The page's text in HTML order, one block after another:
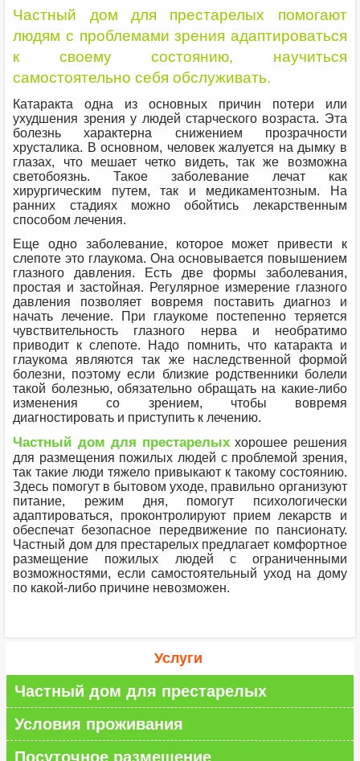
Частный дом для престарелых помогают
людям с проблемами зрения адаптироваться
к своему состоянию, научиться
самостоятельно себя обслуживать.
Катаракта одна из основных причин потери или
ухудшения зрения у людей старческого возраста. Эта
болезнь характерна снижением прозрачности
хрусталика. В основном, человек жалуется на дымку в
глазах, что мешает четко видеть, так же возможна
светобоязнь. Такое заболевание лечат как
хирургическим путем, так и медикаментозным. На
ранних стадиях можно обойтись лекарственным
способом лечения.
Еще одно заболевание, которое может привести к
слепоте это глаукома. Она основывается повышением
глазного давления. Есть две формы заболевания,
простая и застойная. Регулярное измерение глазного
давления позволяет вовремя поставить диагноз и
начать лечение. При глаукоме постепенно теряется
чувствительность глазного нерва и необратимо
приводит к слепоте. Надо помнить, что катаракта и
глаукома являются так же наследственной формой
болезни, поэтому если близкие родственники болели
такой болезнью, обязательно обращать на какие-либо
изменения со зрением, чтобы вовремя
диагностировать и приступить к лечению.
Частный дом для престарелых хорошее решения
для размещения пожилых людей с проблемой зрения,
так такие люди тяжело привыкают к такому состоянию.
Здесь помогут в бытовом уходе, правильно организуют
питание, режим дня, помогут психологически
адаптироваться, проконтролируют прием лекарств и
обеспечат безопасное передвижение по пансионату.
Частный дом для престарелых предлагает комфортное
размещение пожилых людей с ограниченными
возможностями, если самостоятельный уход на дому
по какой-либо причине невозможен.
Услуги
Частный дом для престарелых
Условия проживания
Посуточное размещение